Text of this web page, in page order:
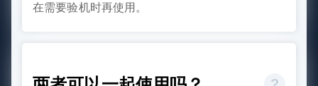
在需要验机时再使用。